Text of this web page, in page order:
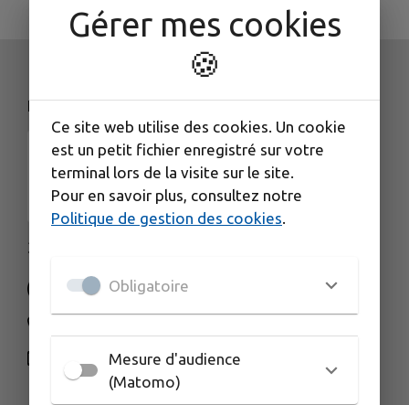
NOS COORDONNÉES
3, ZA le Vay du Soleil 70230 MONTBOZON
NOUS CONTACTER
M'Y RENDRE
Gérer mes cookies
🍪
Ce site web utilise des cookies. Un cookie
est un petit fichier enregistré sur votre
terminal lors de la visite sur le site.
Pour en savoir plus, consultez notre
Politique de gestion des cookies.
Obligatoire
Mesure d'audience
(Matomo)